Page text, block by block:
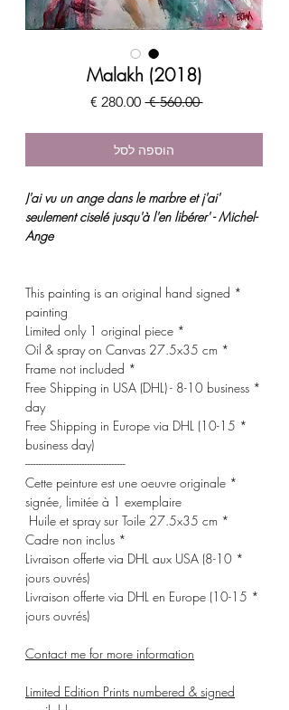
Malakh (2018)
‏560.00 ‏€
מחיר
‏280.00 ‏€
מחיר
הוספה לסל
'J'ai vu un ange dans le marbre et j'ai
seulement ciselé jusqu'à l'en libérer' - Michel-
Ange
* This painting is an original hand signed
painting
* Limited only 1 original piece
* Oil & spray on Canvas 27.5x35 cm
* Frame not included
* Free Shipping in USA (DHL) - 8-10 business
day
* Free Shipping in Europe via DHL (10-15
business day)
-------------------------------------
* Cette peinture est une oeuvre originale
signée, limitée à 1 exemplaire
* Huile et spray sur Toile 27.5x35 cm
* Cadre non inclus
* Livraison offerte via DHL aux USA (8-10
jours ouvrés)
* Livraison offerte via DHL en Europe (10-15
jours ouvrés)
Contact me for more information
Limited Edition Prints numbered & signed